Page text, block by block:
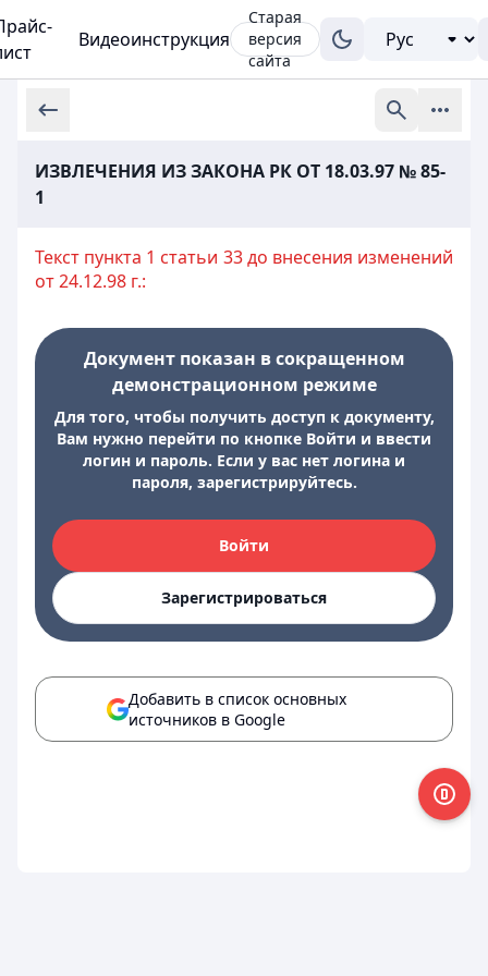
Видеоинструкция
Старая
версия
сайта
ИЗВЛЕЧЕНИЯ ИЗ ЗАКОНА РК ОТ 18.03.97 № 85-
1
Текст пункта 1 статьи 33 до внесения изменений
от 24.12.98 г.:
Документ показан в сокращенном
демонстрационном режиме
Для того, чтобы получить доступ к документу,
Вам нужно перейти по кнопке Войти и ввести
логин и пароль. Если у вас нет логина и
пароля, зарегистрируйтесь.
Войти
Зарегистрироваться
Добавить в список основных
источников в Google